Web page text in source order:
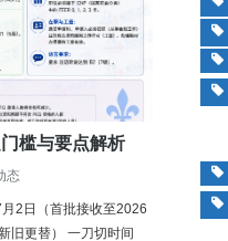
槛与要点解析
态
2日（首批接收至2026
旧更替） 一刀切时间